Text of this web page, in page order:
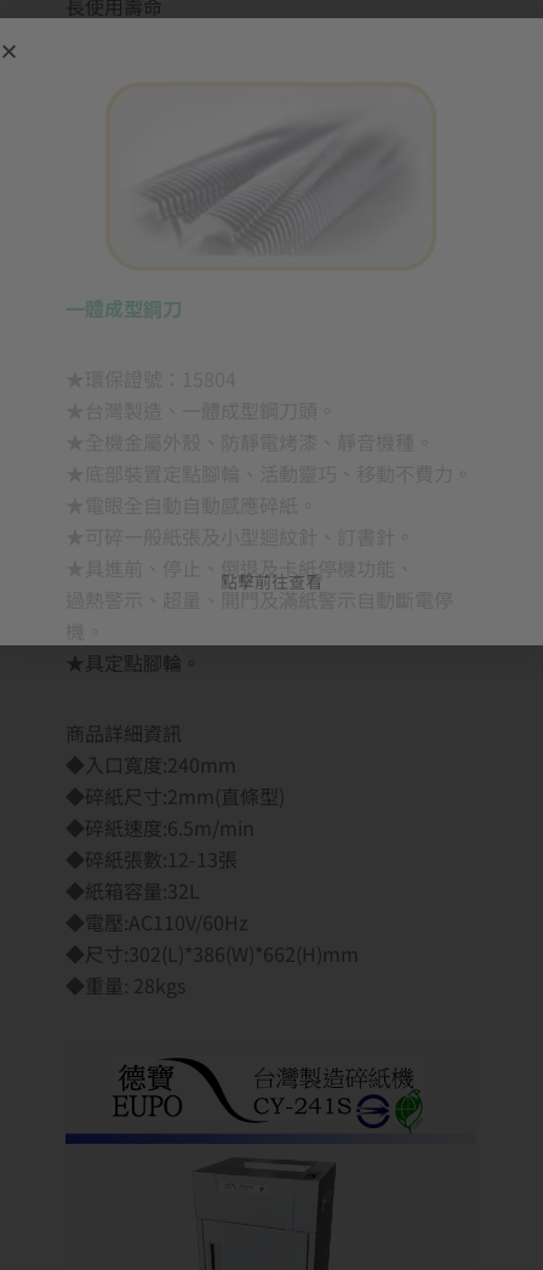
長使用壽命
一體成型鋼刀
★具進前、停止、倒退及卡紙停機功能、
過熱警示、超量、開門及滿紙警示自動斷電停
★具定點腳輪。
商品詳細資訊
◆入口寬度:240mm
◆碎紙尺寸:2mm(直條型)
◆碎紙速度:6.5m/min
◆碎紙張數:12-13張
◆紙箱容量:32L
◆電壓:AC110V/60Hz
◆尺寸:302(L)*386(W)*662(H)mm
◆重量: 28kgs
點擊前往查看